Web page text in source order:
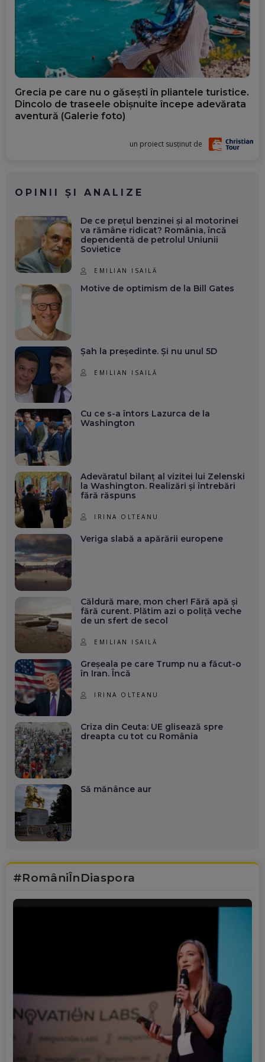
Grecia pe care nu o găsești în pliantele turistice.
Dincolo de traseele obișnuite începe adevărata
aventură (Galerie foto)
un proiect susținut de
OPINII ȘI ANALIZE
De ce prețul benzinei și al motorinei
va rămâne ridicat? România, încă
dependentă de petrolul Uniunii
Sovietice
EMILIAN ISAILĂ
Motive de optimism de la Bill Gates
Șah la președinte. Și nu unul 5D
EMILIAN ISAILĂ
Cu ce s-a întors Lazurca de la
Washington
Adevăratul bilanț al vizitei lui Zelenski
la Washington. Realizări și întrebări
fără răspuns
IRINA OLTEANU
Veriga slabă a apărării europene
Căldură mare, mon cher! Fără apă și
fără curent. Plătim azi o poliță veche
de un sfert de secol
EMILIAN ISAILĂ
Greșeala pe care Trump nu a făcut-o
în Iran. Încă
IRINA OLTEANU
Criza din Ceuta: UE glisează spre
dreapta cu tot cu România
Să mănânce aur
#RomâniÎnDiaspora